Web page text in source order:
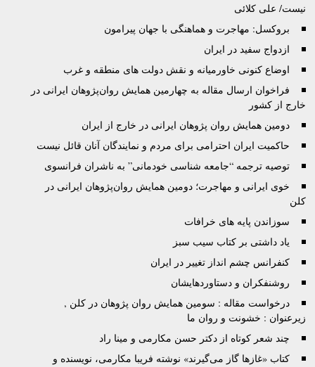
نیست/ علی کلائی
بروکسل: مهاجرت و هماهنگی با جهان پیرامون
ازدواج سفید در ایران
اوضاع کنونی خاورمیانه و نقش دولت های منطقه و غرب
فراخوان ارسال مقاله به چهارمین همایش روان‌پژوهان ایرانی در
خارج از کشور
دومین همایش روان پژوهان ایرانی در خارج از ایران
حاکمیت ایران احترامی برای مردم و نمایندگان آنان قائل نیست
توصيه ترجمه “جامعه شناسی خودمانی” به ناشران فرانسوی
خوی ایرانی و مهاجرت؛ دومین همایش روان‌پژوهان ایرانی در
کلن
سوزاندن پایه های خرافات
یاد داشتی بر کتاب سیب سبز
کنفرانس چشم انداز تغییر در ایران
روشنفکران و دستاوردهایشان
درخواست مقاله : سومین همایش روان پژوهان در کلن ,
زیرعنوان : خشونت و روان ما
چند شعر کوتاه از دکتر حسن مکارمی و مینا راد
کتاب «غازها گاز می‌گيرند» نوشته فريبا مکارمی، نویسنده و